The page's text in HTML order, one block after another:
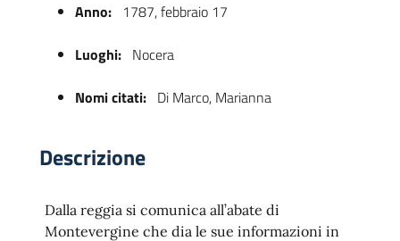
Anno: 1787, febbraio 17
Luoghi: Nocera
Nomi citati: Di Marco, Marianna
Descrizione
Dalla reggia si comunica all’abate di
Montevergine che dia le sue informazioni in